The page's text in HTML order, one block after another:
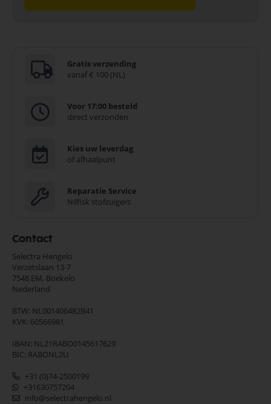
Gratis verzending
vanaf € 100 (NL)
Voor 17:00 besteld
direct verzonden
Kies uw leverdag
of afhaalpunt
Reparatie Service
Nilfisk stofzuigers
Contact
Selectra Hengelo
Verzetslaan 13-7
7548 EM, Boekelo
Nederland
BTW: NL001406482B41
KVK: 60566981
IBAN: NL21RABO0145617629
BIC: RABONL2U
+31 (0)74-2500199
+31630757204
info@selectrahengelo.nl